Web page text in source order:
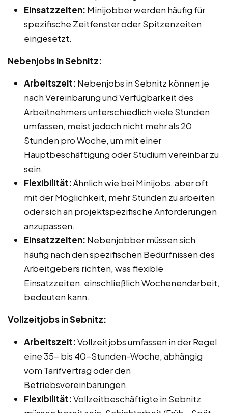
Einsatzzeiten: Minijobber werden häufig für
spezifische Zeitfenster oder Spitzenzeiten
eingesetzt.
Nebenjobs in Sebnitz:
Arbeitszeit: Nebenjobs in Sebnitz können je
nach Vereinbarung und Verfügbarkeit des
Arbeitnehmers unterschiedlich viele Stunden
umfassen, meist jedoch nicht mehr als 20
Stunden pro Woche, um mit einer
Hauptbeschäftigung oder Studium vereinbar zu
sein.
Flexibilität:Ähnlich wie bei Minijobs, aber oft
mit der Möglichkeit, mehr Stunden zu arbeiten
oder sich an projektspezifische Anforderungen
anzupassen.
Einsatzzeiten: Nebenjobber müssen sich
häufig nach den spezifischen Bedürfnissen des
Arbeitgebers richten, was flexible
Einsatzzeiten, einschließlich Wochenendarbeit,
bedeuten kann.
Vollzeitjobs in Sebnitz:
Arbeitszeit:Vollzeitjobs umfassen in der Regel
eine 35- bis 40-Stunden-Woche, abhängig
vom Tarifvertrag oder den
Betriebsvereinbarungen.
Flexibilität:Vollzeitbeschäftigte in Sebnitz